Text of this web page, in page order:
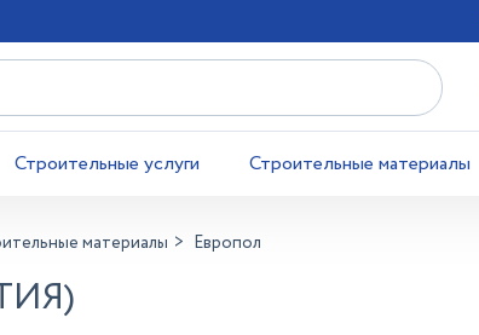
Строительные услуги Строительные материалы
материалы Европол